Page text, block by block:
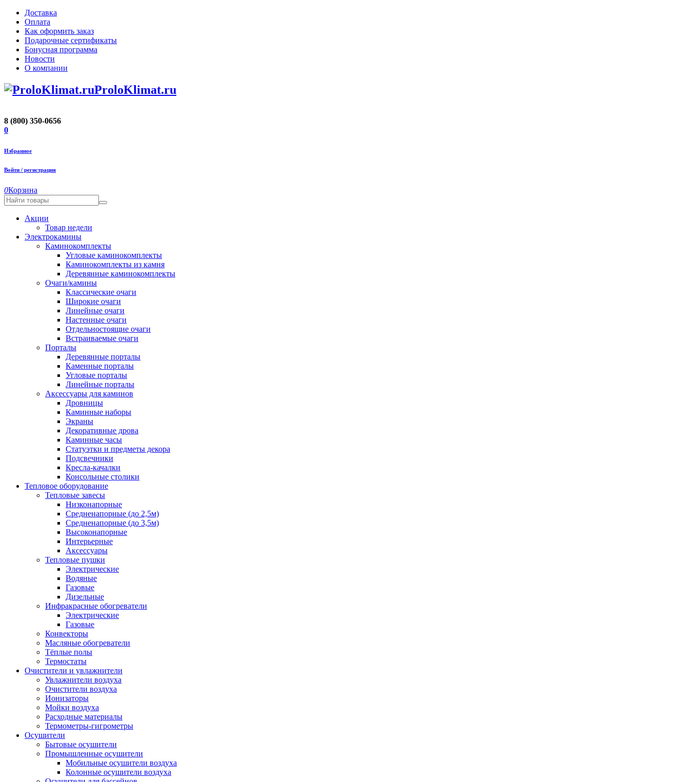
Доставка
Оплата
Как оформить заказ
Подарочные сертификаты
Бонусная программа
Новости
О компании
ProloKlimat.ru
8 (800) 350-0656
0
Избранное
Войти / регистрация
0Корзина
Акции
Товар недели
Электрокамины
Каминокомплекты
Угловые каминокомплекты
Каминокомплекты из камня
Деревянные каминокомплекты
Очаги/камины
Классические очаги
Широкие очаги
Линейные очаги
Настенные очаги
Отдельностоящие очаги
Встраиваемые очаги
Порталы
Деревянные порталы
Каменные порталы
Угловые порталы
Линейные порталы
Аксессуары для каминов
Дровницы
Каминные наборы
Экраны
Декоративные дрова
Каминные часы
Статуэтки и предметы декора
Подсвечники
Кресла-качалки
Консольные столики
Тепловое оборудование
Тепловые завесы
Низконапорные
Средненапорные (до 2,5м)
Средненапорные (до 3,5м)
Высоконапорные
Интерьерные
Аксессуары
Тепловые пушки
Электрические
Водяные
Газовые
Дизельные
Инфракрасные обогреватели
Электрические
Газовые
Конвекторы
Масляные обогреватели
Тёплые полы
Термостаты
Очистители и увлажнители
Увлажнители воздуха
Очистители воздуха
Ионизаторы
Мойки воздуха
Расходные материалы
Термометры-гигрометры
Осушители
Бытовые осушители
Промышленные осушители
Мобильные осушители воздуха
Колонные осушители воздуха